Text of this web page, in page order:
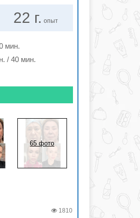
22 г. опыт
мин.
/ 40 мин.
65 фото
1810